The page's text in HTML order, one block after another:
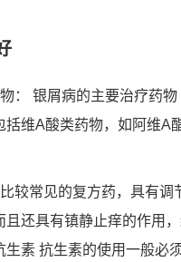
： 银屑病的主要治疗药
维A酸类药物，如阿维
较常见的复方药，具有
还具有镇静止痒的作用
素 抗生素的使用一般必